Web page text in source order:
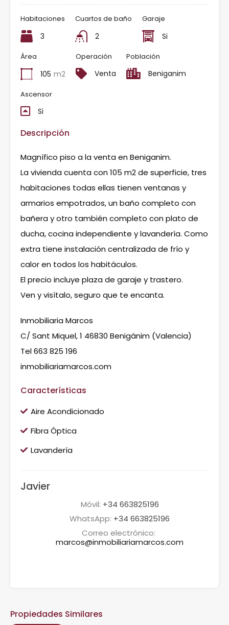
Habitaciones
3
Cuartos de baño
2
Garaje
Si
Área
105 m2
Operación
Venta
Población
Beniganim
Ascensor
Si
Descripción
Magnífico piso a la venta en Beniganim.
La vivienda cuenta con 105 m2 de superficie, tres
habitaciones todas ellas tienen ventanas y
armarios empotrados, un baño completo con
bañera y otro también completo con plato de
ducha, cocina independiente y lavandería. Como
extra tiene instalación centralizada de frío y
calor en todos los habitáculos.
El precio incluye plaza de garaje y trastero.
Ven y visítalo, seguro que te encanta.
Inmobiliaria Marcos
C/ Sant Miquel, 1 46830 Benigánim (Valencia)
Tel 663 825 196
inmobiliariamarcos.com
Características
Aire Acondicionado
Fibra Óptica
Lavandería
Javier
Móvil: +34 663825196
WhatsApp: +34 663825196
Correo electrónico:
marcos@inmobiliariamarcos.com
Propiedades Similares